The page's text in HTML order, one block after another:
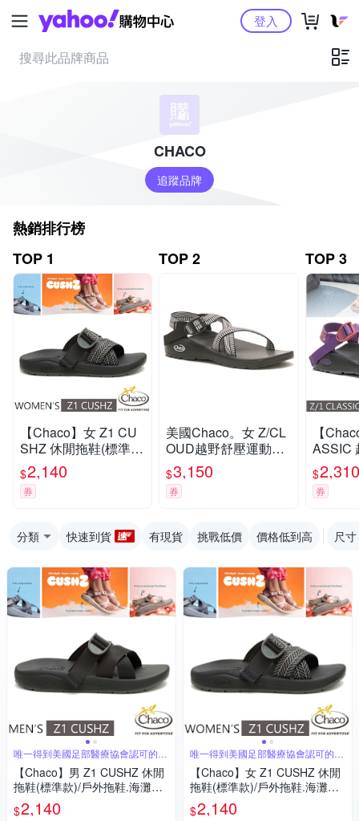
Yahoo購物中心登入
CHACO
追蹤品牌
熱銷排行榜
TOP 1
【Chaco】女 Z1 CU
SHZ 休閒拖鞋(標準
款)/戶外拖鞋.海灘鞋_
CH-USW01-HL22 葉
茂黛黑
$2,140
券
TOP 2
美國Chaco。女 Z/CL
OUD越野舒壓運動涼
鞋-標準款CH-ZLW01
HK19 (黑白平衡)
$3,150
券
TOP 3
【
ASSIC
(標準
力
$2,310
券
分類 快速到貨 有現貨 挑戰低價 價格低到高 尺寸
唯一得到美國足部醫療協會認可的運
動涼鞋
【Chaco】男 Z1 CUSHZ 休閒
拖鞋(標準款)/戶外拖鞋.海灘鞋_
CH-USM01-H505 黑
$2,140
唯一得到美國足部醫療協會認可的運
動涼鞋
【Chaco】女 Z1 CUSHZ 休閒
拖鞋(標準款)/戶外拖鞋.海灘鞋_
CH-USW01-HL22 葉茂黛黑
$2,140